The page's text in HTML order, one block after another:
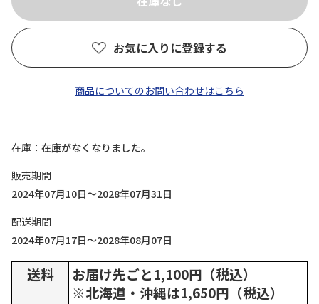
お気に入りに登録する
商品についてのお問い合わせはこちら
在庫
在庫がなくなりました。
販売期間
2024年07月10日～2028年07月31日
配送期間
2024年07月17日～2028年08月07日
送料
お届け先ごと1,100円（税込）
※北海道・沖縄は1,650円（税込）